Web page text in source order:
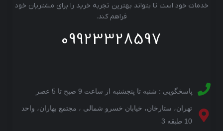
خدمات خود است تا بتواند بهترین تجربه خرید را برای مشتریان خود
فراهم کند.
09923328597
پاسخگویی : شنبه تا پنجشنبه از ساعت 9 صبح تا 5 عصر
تهران، ستارخان، خیابان خسرو شمالی ، مجتمع بهاران، واحد
10 طبقه 3